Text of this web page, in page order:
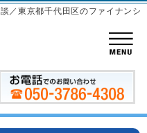
／東京都千代田区のファイナンシ